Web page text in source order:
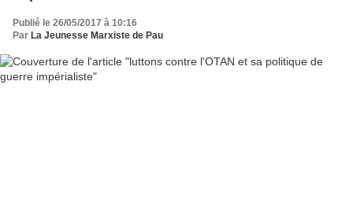
Publié le 26/05/2017 à 10:16
Par La Jeunesse Marxiste de Pau